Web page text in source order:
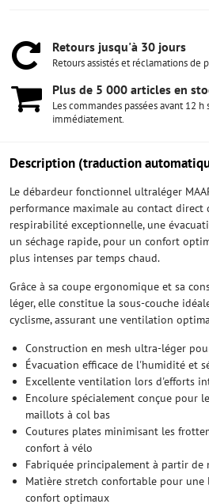
Retours jusqu'à 30 jours
Retours assistés et réclamations de
Plus de 5 000 articles en
Les commandes passées avant 12
immédiatement.
Description (traduction
Le débardeur fonctionnel ultraléger
performance maximale au contact direct
respirabilité exceptionnelle, une
un séchage rapide, pour un confort
plus intenses par temps chaud.
Grâce à sa coupe ergonomique et sa
léger, elle constitue la sous-couche
cyclisme, assurant une ventilation
Construction en mesh ultra-léger
Évacuation efficace de l'humidité et
Excellente ventilation lors d'efforts
Encolure spécialement conçue pour
maillots à col bas
Coutures plates minimisant les
confort à vélo
Fabriquée principalement à partir de
Matière stretch confortable pour
confort optimaux